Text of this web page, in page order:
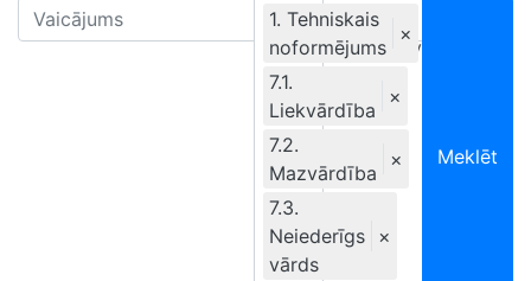
1. Tehniskais
noformējums
×
7.1.
Liekvārdība
×
7.2.
Mazvārdība
×
7.3.
Neiederīgs
vārds
×
Ekskluzīvi
Meklēt